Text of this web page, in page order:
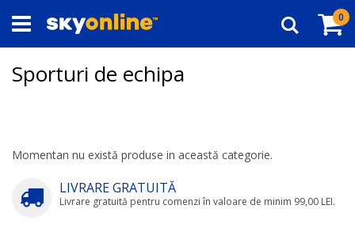
la
Conținut
0
Căutare
Sporturi de echipa
Momentan nu există produse in această categorie.
LIVRARE GRATUITĂ
Livrare gratuită pentru comenzi în valoare de minim 99,00 LEI.